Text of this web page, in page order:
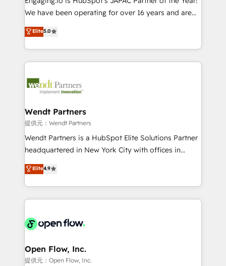
such as manufacturing, SaaS, business services and
partner, we know how important user adoption is.
That's why we have developed a step-by-step
technology and people with each other. Together we
strive for optimal customer processes and
We have been operating for over 16 years and are
one of HubSpot's most experienced and technically
capable Agency Partners globally. We specialise in
complex CRM migrations, implementations,
integrations, custom CMS portal development,
businesses. Our teams are based in North America
Implementation Certified Partner and we contribute
to their advisory council. We strive to do 'good work
with good people' and have worked with incredible
brands. You can see some of them on our website,
Elite5.0
Wendt Partners
提供元：Wendt Partners
Wendt Partners is a HubSpot Elite Solutions Partner
headquartered in New York City with offices in
Toronto, London and Melbourne. As a global
HubSpot partner, we specialize in working with
sophisticated B2B companies to implement the
HubSpot CRM platform across client organizations.
industrial/manufacturing, professional services,
distribution, commercial real estate, technology,
finserv/fintech, IT managed services, transportation
Elite4.9
Open Flow, Inc.
提供元：Open Flow, Inc.